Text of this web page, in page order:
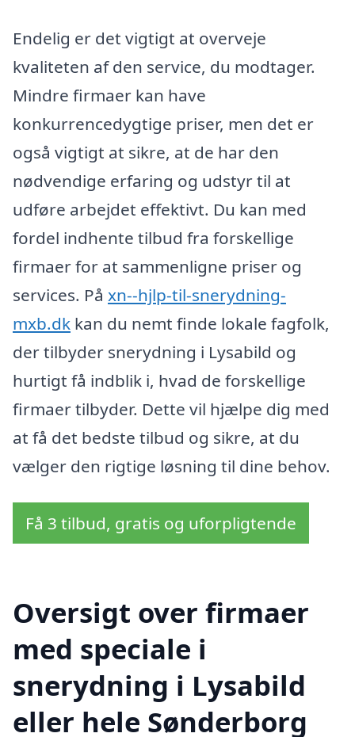
Endelig er det vigtigt at overveje
kvaliteten af den service, du modtager.
Mindre firmaer kan have
konkurrencedygtige priser, men det er
også vigtigt at sikre, at de har den
nødvendige erfaring og udstyr til at
udføre arbejdet effektivt. Du kan med
fordel indhente tilbud fra forskellige
firmaer for at sammenligne priser og
services. På xn--hjlp-til-snerydning-
mxb.dk kan du nemt finde lokale fagfolk,
der tilbyder snerydning i Lysabild og
hurtigt få indblik i, hvad de forskellige
firmaer tilbyder. Dette vil hjælpe dig med
at få det bedste tilbud og sikre, at du
vælger den rigtige løsning til dine behov.
Få 3 tilbud, gratis og uforpligtende
Oversigt over firmaer
med speciale i
snerydning i Lysabild
eller hele Sønderborg